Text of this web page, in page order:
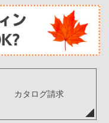
カタログ請求